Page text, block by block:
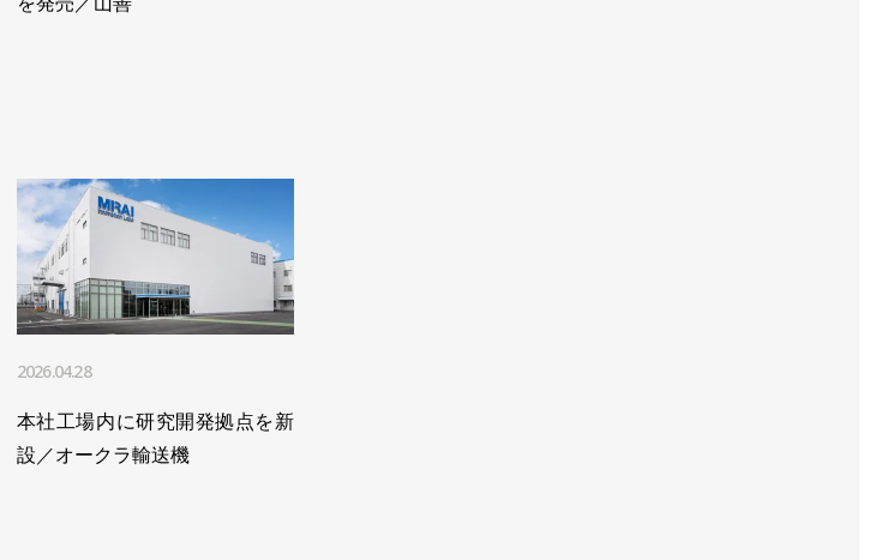
2026.04.28
本社工場内に研究開発拠点を新
設／オークラ輸送機